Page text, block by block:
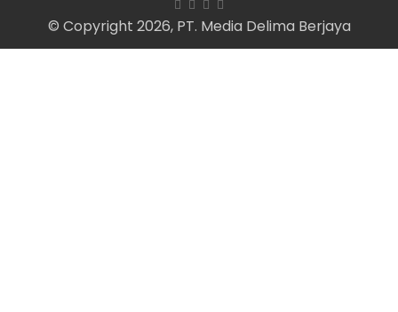
© Copyright 2026, PT. Media Delima Berjaya